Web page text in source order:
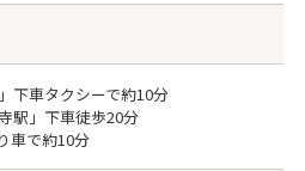
下車タクシーで約10分
駅」下車徒歩20分
車で約10分